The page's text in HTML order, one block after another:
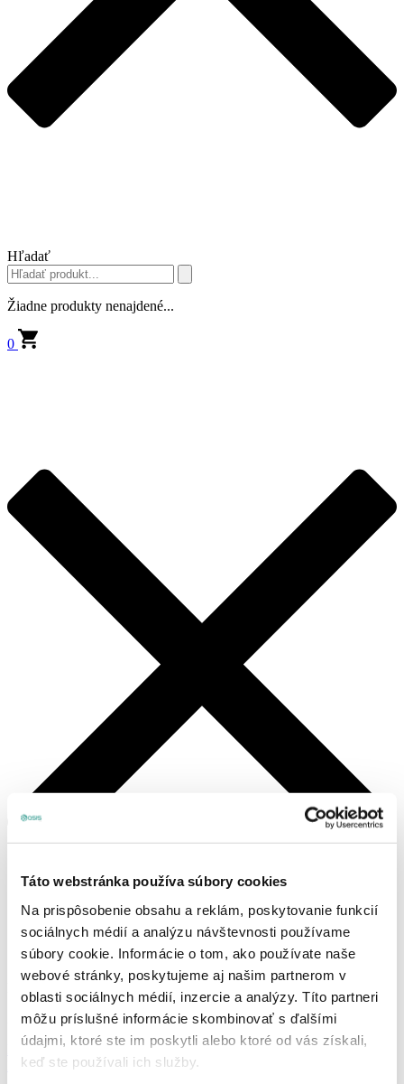
Táto webstránka používa súbory cookies
Na prispôsobenie obsahu a reklám, poskytovanie funkcií
sociálnych médií a analýzu návštevnosti používame
súbory cookie. Informácie o tom, ako používate naše
webové stránky, poskytujeme aj našim partnerom v
oblasti sociálnych médií, inzercie a analýzy. Títo partneri
môžu príslušné informácie skombinovať s ďalšími
údajmi, ktoré ste im poskytli alebo ktoré od vás získali,
keď ste používali ich služby.
Hľadať
Žiadne produkty nenajdené...
0
Žiadne produkty v košíku.
Prihlásenie, alebo registrácia
Produkty